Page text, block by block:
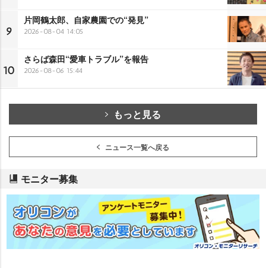
9
片岡鶴太郎、自家農園での“発見”
2026-08-04 14:05
10
さらば森田“愛車トラブル”を報告
2026-08-06 15:44
もっと見る
ニュース一覧へ戻る
モニター募集